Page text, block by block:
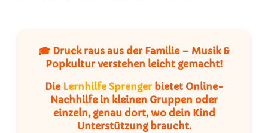
🎓 Druck raus aus der Familie – Musik &
Popkultur verstehen leicht gemacht!
Die Lernhilfe Sprengerbietet Online-
Nachhilfe in kleinen Gruppen oder
einzeln, genau dort, wo dein Kind
Unterstützung braucht.